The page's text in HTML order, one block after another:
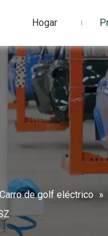
Hogar
Carro de golf eléctrico »